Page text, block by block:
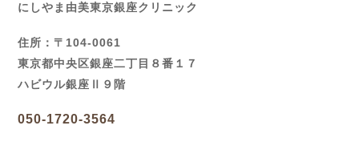
にしやま由美東京銀座クリニック
住所：〒104-0061
東京都中央区銀座二丁目８番１７
ハビウル銀座Ⅱ９階
050-1720-3564